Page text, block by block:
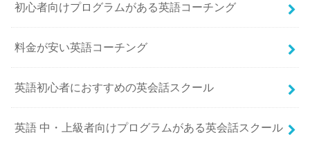
初心者向けプログラムがある英語コーチング
料金が安い英語コーチング
英語初心者におすすめの英会話スクール
英語 中・上級者向けプログラムがある英会話スクール